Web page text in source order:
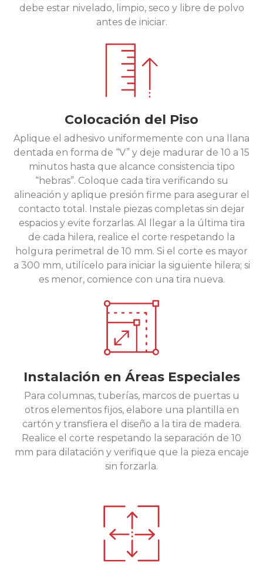
debe estar nivelado, limpio, seco y libre de polvo
antes de iniciar.
Colocación del Piso
Aplique el adhesivo uniformemente con una llana
dentada en forma de “V” y deje madurar de 10 a 15
minutos hasta que alcance consistencia tipo
“hebras”. Coloque cada tira verificando su
alineación y aplique presión firme para asegurar el
contacto total. Instale piezas completas sin dejar
espacios y evite forzarlas. Al llegar a la última tira
de cada hilera, realice el corte respetando la
holgura perimetral de 10 mm. Si el corte es mayor
a 300 mm, utilícelo para iniciar la siguiente hilera; si
es menor, comience con una tira nueva.
Instalación en Áreas Especiales
Para columnas, tuberías, marcos de puertas u
otros elementos fijos, elabore una plantilla en
cartón y transfiera el diseño a la tira de madera.
Realice el corte respetando la separación de 10
mm para dilatación y verifique que la pieza encaje
sin forzarla.